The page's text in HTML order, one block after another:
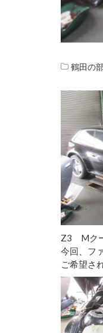
鶴田の
Z3 Mク
今回、フ
ご希望さ